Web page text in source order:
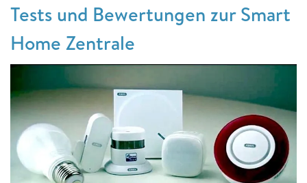
Tests und Bewertungen zur Smart
Home Zentrale